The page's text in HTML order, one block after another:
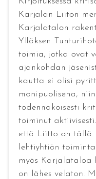
Karjalan Liiton
Karjalatalon
Ylläksen
toimia, jotka ovat
ajankohdan
kautta ei olisi
monipuolisena,
todennäköisesti
toiminut
että Liitto on tällä
lehtiyhtiön
myös Karjalataloa
on lähes velaton.